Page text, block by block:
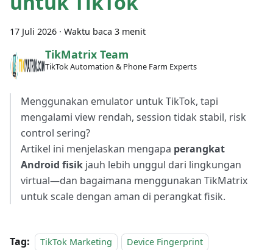
17 Juli 2026 · Waktu baca 3 menit
TikMatrix Team
TikTok Automation & Phone Farm Experts
Menggunakan emulator untuk TikTok, tapi
mengalami view rendah, session tidak stabil, risk
control sering?
Artikel ini menjelaskan mengapa perangkat
Android fisik jauh lebih unggul dari lingkungan
virtual—dan bagaimana menggunakan TikMatrix
untuk scale dengan aman di perangkat fisik.
Tag: TikTok Marketing Device Fingerprint